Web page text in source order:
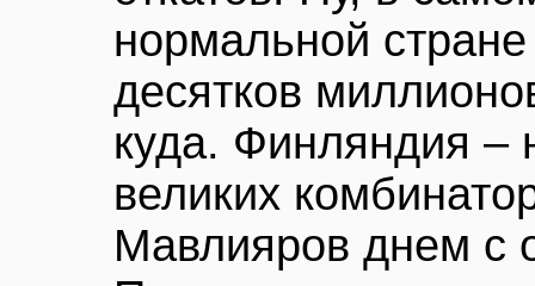
нормальной
десятков
куда. Финляндия –
великих
Мавлияров днем с